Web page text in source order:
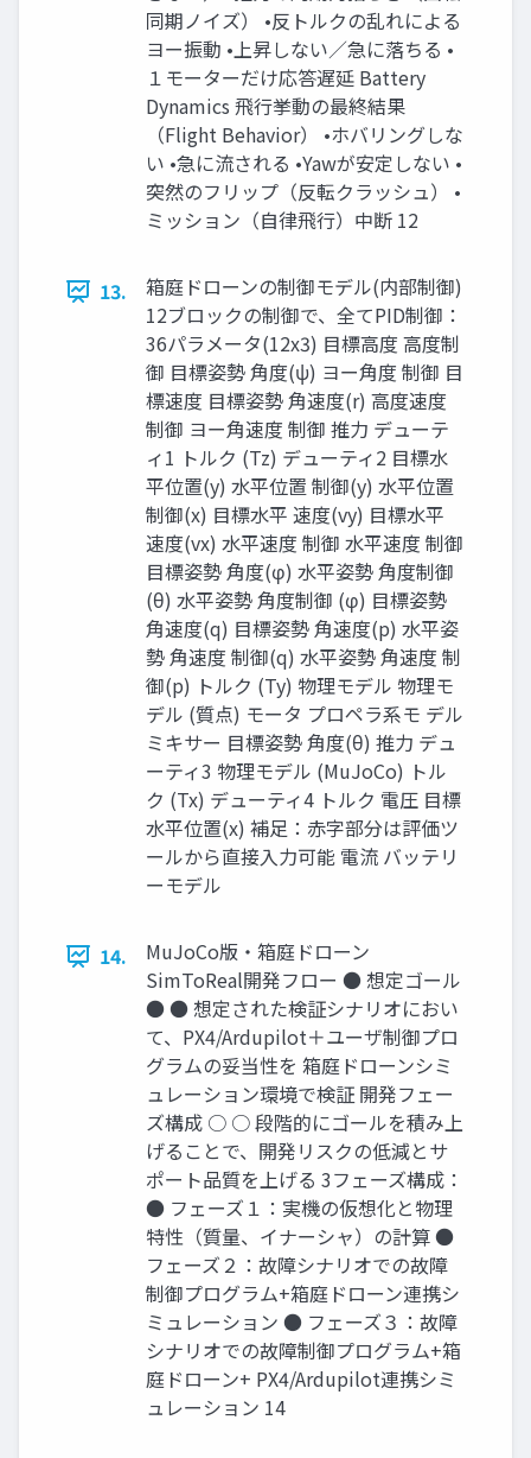
同期ノイズ） •反トルクの乱れによる
ヨー振動 •上昇しない／急に落ちる •
１モーターだけ応答遅延 Battery
Dynamics 飛行挙動の最終結果
（Flight Behavior） •ホバリングしな
い •急に流される •Yawが安定しない •
突然のフリップ（反転クラッシュ） •
ミッション（自律飛行）中断 12
13.
箱庭ドローンの制御モデル(内部制御)
12ブロックの制御で、全てPID制御：
36パラメータ(12x3) 目標高度 高度制
御 目標姿勢 角度(ψ) ヨー角度 制御 目
標速度 目標姿勢 角速度(r) 高度速度
制御 ヨー角速度 制御 推力 デューテ
ィ1 トルク (Tz) デューティ2 目標水
平位置(y) 水平位置 制御(y) 水平位置
制御(x) 目標水平 速度(vy) 目標水平
速度(vx) 水平速度 制御 水平速度 制御
目標姿勢 角度(φ) 水平姿勢 角度制御
(θ) 水平姿勢 角度制御 (φ) 目標姿勢
角速度(q) 目標姿勢 角速度(p) 水平姿
勢 角速度 制御(q) 水平姿勢 角速度 制
御(p) トルク (Ty) 物理モデル 物理モ
デル (質点) モータ プロペラ系モ デル
ミキサー 目標姿勢 角度(θ) 推力 デュ
ーティ3 物理モデル (MuJoCo) トル
ク (Tx) デューティ4 トルク 電圧 目標
水平位置(x) 補足：赤字部分は評価ツ
ールから直接入力可能 電流 バッテリ
ーモデル
14.
MuJoCo版・箱庭ドローン
SimToReal開発フロー ● 想定ゴール
● ● 想定された検証シナリオにおい
て、PX4/Ardupilot＋ユーザ制御プロ
グラムの妥当性を 箱庭ドローンシミ
ュレーション環境で検証 開発フェー
ズ構成 ○ ○ 段階的にゴールを積み上
げることで、開発リスクの低減とサ
ポート品質を上げる 3フェーズ構成：
● フェーズ１：実機の仮想化と物理
特性（質量、イナーシャ）の計算 ●
フェーズ２：故障シナリオでの故障
制御プログラム+箱庭ドローン連携シ
ミュレーション ● フェーズ３：故障
シナリオでの故障制御プログラム+箱
庭ドローン+ PX4/Ardupilot連携シミ
ュレーション 14